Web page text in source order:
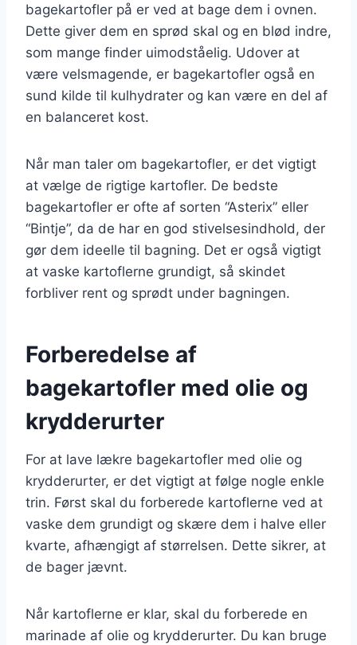
bagekartofler på er ved at bage dem i ovnen.
Dette giver dem en sprød skal og en blød indre,
som mange finder uimodståelig. Udover at
være velsmagende, er bagekartofler også en
sund kilde til kulhydrater og kan være en del af
en balanceret kost.
Når man taler om bagekartofler, er det vigtigt
at vælge de rigtige kartofler. De bedste
bagekartofler er ofte af sorten “Asterix” eller
“Bintje”, da de har en god stivelsesindhold, der
gør dem ideelle til bagning. Det er også vigtigt
at vaske kartoflerne grundigt, så skindet
forbliver rent og sprødt under bagningen.
Forberedelse af
bagekartofler med olie og
krydderurter
For at lave lækre bagekartofler med olie og
krydderurter, er det vigtigt at følge nogle enkle
trin. Først skal du forberede kartoflerne ved at
vaske dem grundigt og skære dem i halve eller
kvarte, afhængigt af størrelsen. Dette sikrer, at
de bager jævnt.
Når kartoflerne er klar, skal du forberede en
marinade af olie og krydderurter. Du kan bruge